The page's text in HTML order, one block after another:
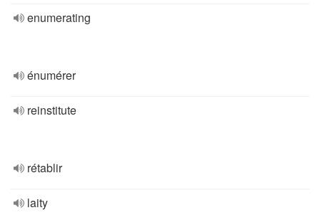
enumerating
énumérer
reinstitute
rétablir
laity